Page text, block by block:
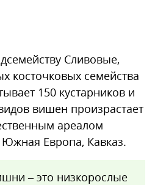
Сливовые,
косточковых семейства
150 кустарников и
вишен произрастает
ареалом
Европа, Кавказ.
– это низкорослые